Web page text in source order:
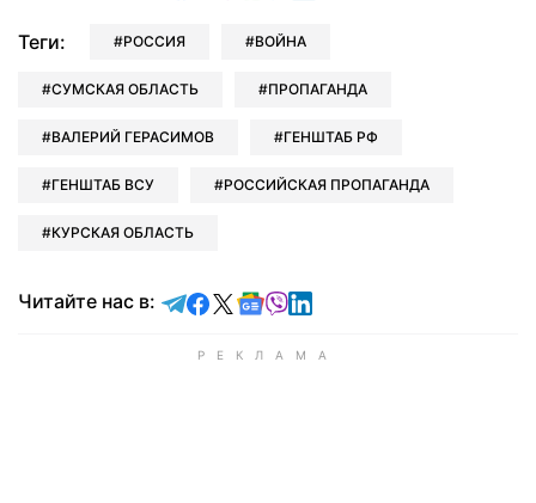
Теги: РОССИЯ ВОЙНА
СУМСКАЯ ОБЛАСТЬ ПРОПАГАНДА
ВАЛЕРИЙ ГЕРАСИМОВ ГЕНШТАБ РФ
ГЕНШТАБ ВСУ РОССИЙСКАЯ ПРОПАГАНДА
КУРСКАЯ ОБЛАСТЬ
Читайте нас в: Читайте в Telegram
Читайте в Facebook
Читайте в X
Читайте в Google news
Читайте в Viber
Читайте в LinkedIn